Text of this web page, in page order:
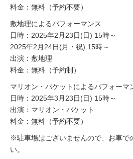
料金：無料（予約不要）
敷地理によるパフォーマンス
日時：2025年2月23日(日) 15時～
2025年2月24日(月・祝) 15時～
出演：敷地理
料金：無料（予約制）
マリオン・パケットによるパフォーマ
日時：2025年3月23日(日) 15時～
出演：マリオン・パケット
料金：無料（予約不要）
※駐車場はございませんので、お車で
い。